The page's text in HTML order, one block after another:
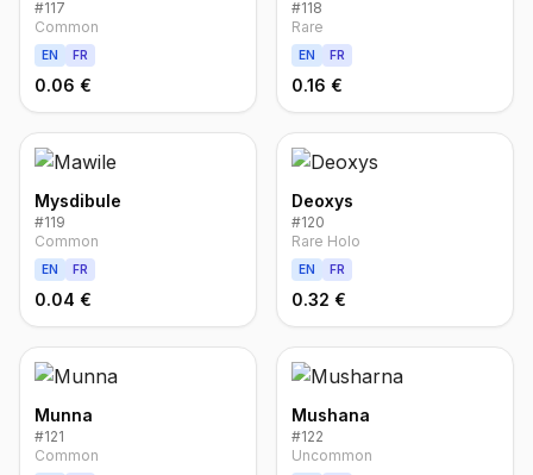
#117
Common
EN FR
0.06 €
#118
Rare
EN FR
0.16 €
Mysdibule
#119
Common
EN FR
0.04 €
Deoxys
#120
Rare Holo
EN FR
0.32 €
Munna
#121
Common
Mushana
#122
Uncommon